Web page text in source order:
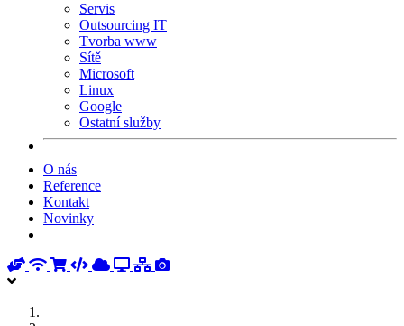
Servis
Outsourcing IT
Tvorba www
Sítě
Microsoft
Linux
Google
Ostatní služby
O nás
Reference
Kontakt
Novinky